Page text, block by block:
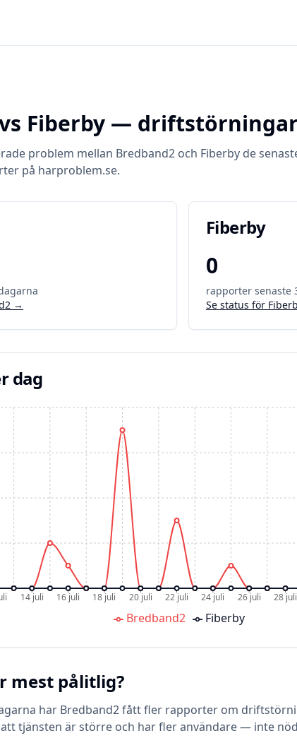
Fiberby — driftstörningar
problem mellan Bredband2 och Fiberby de
på harproblem.se.
→
Fiberby
0
rapporter senaste
Se status för
dag
14 juli 16 juli 18 juli 20 juli 22 juli 24 juli 26 juli 28 juli
Bredband2 Fiberby
mest pålitlig?
har Bredband2 fått fler rapporter om
tjänsten är större och har fler användare — inte